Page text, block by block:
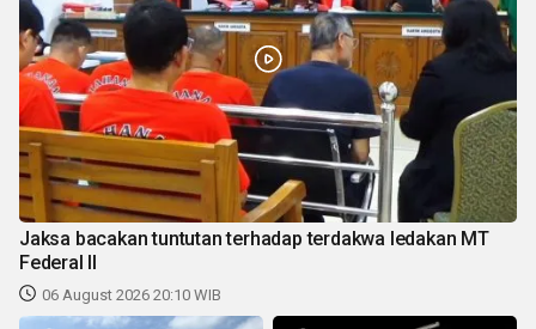
Jaksa bacakan tuntutan terhadap terdakwa ledakan MT
Federal II
06 August 2026 20:10 WIB